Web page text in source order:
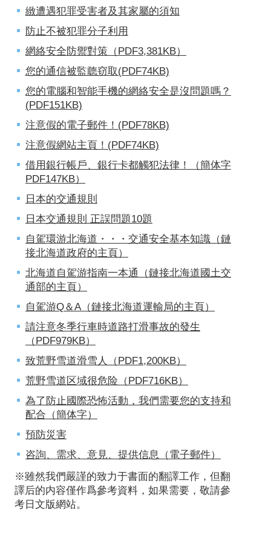
緻遭遇犯罪受害者及其家屬的須知
防止不被犯罪分子利用
網絡安全防禦對策（PDF3,381KB）
您的通信被監聼窃取(PDF74KB)
您的電腦和智能手機的網絡安全是沒問題嗎？
(PDF151KB)
注意假的電子郵件！(PDF78KB)
注意假網站主頁！(PDF74KB)
借用銀行帳戶、銀行卡都觸犯法律！（簡体字
PDF147KB）
日本的交通規則
日本交通規則 正誤問題10題
自駕環游北海道・・・交通安全基本知識（鏈
接北海道政府的主頁）
北海道自駕游指南一本通（鏈接北海道國土交
通部的主頁）
自駕游Q＆A（鏈接北海道運輸局的主頁）
請注意冬季行車時道路打滑事故的發生
（PDF979KB）
致荒野雪道滑雪人（PDF1,200KB）
荒野雪道区域很危险（PDF716KB）
為了防止國際恐怖活動，我們需要您的支持和
配合（簡体字）
預防災害
咨詢、需求、意見、提供信息（電子郵件）
※雖然我們嚴謹的致力于書面的翻譯工作，但翻
譯后的内容僅作爲參考資料，如果需要，敬請參
考日文版網站。